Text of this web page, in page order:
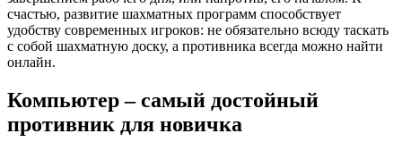
счастью, развитие шахматных программ способствует
удобству современных игроков: не обязательно всюду таскать
с собой шахматную доску, а противника всегда можно найти
онлайн.
Компьютер – самый достойный
противник для новичка